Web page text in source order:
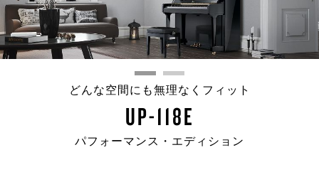
どんな空間にも無理なくフィット
UP-118E
パフォーマンス・エディション